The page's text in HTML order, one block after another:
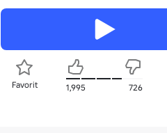
Favorit 1,995 726